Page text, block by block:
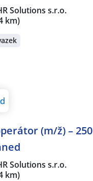
Solutions s.r.o.
km)
(m/ž) – 250
Solutions s.r.o.
km)